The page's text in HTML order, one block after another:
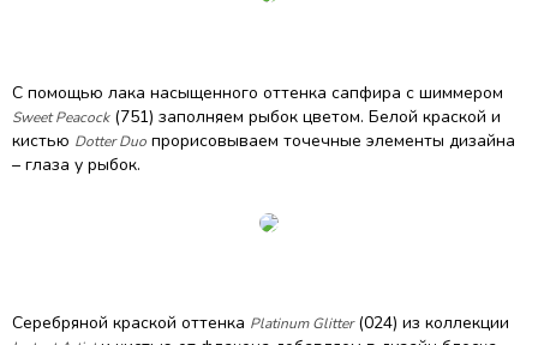
С помощью лака насыщенного оттенка сапфира с шиммером
Sweet Peacock(751) заполняем рыбок цветом. Белой краской и
кистью Dotter Duo прорисовываем точечные элементы дизайна
– глаза у рыбок.
Серебряной краской оттенка Platinum Glitter(024) из коллекции